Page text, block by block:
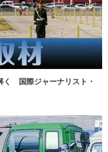
く 国際ジャーナリスト・